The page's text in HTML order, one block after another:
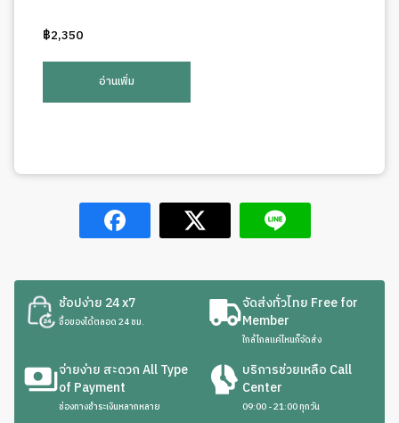
฿2,350
อ่านเพิ่ม
ช้อปง่าย 24 x7
ซื้อของได้ตลอด 24 ชม.
จัดส่งทั่วไทย Free for
Member
ใกล้ไกลแค่ไหนก็จัดส่ง
จ่ายง่าย สะดวก All Type
of Payment
ช่องทางชำระเงินหลากหลาย
บริการช่วยเหลือ Call
Center
09:00 - 21:00 ทุกวัน